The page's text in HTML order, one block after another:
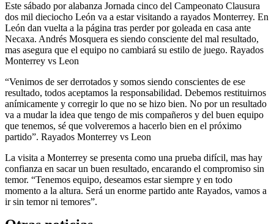
Este sábado por alabanza Jornada cinco del Campeonato Clausura
dos mil dieciocho León va a estar visitando a rayados Monterrey. En
León dan vuelta a la página tras perder por goleada en casa ante
Necaxa. Andrés Mosquera es siendo consciente del mal resultado,
mas asegura que el equipo no cambiará su estilo de juego. Rayados
Monterrey vs Leon
“Venimos de ser derrotados y somos siendo conscientes de ese
resultado, todos aceptamos la responsabilidad. Debemos restituirnos
anímicamente y corregir lo que no se hizo bien. No por un resultado
va a mudar la idea que tengo de mis compañeros y del buen equipo
que tenemos, sé que volveremos a hacerlo bien en el próximo
partido”. Rayados Monterrey vs Leon
La visita a Monterrey se presenta como una prueba difícil, mas hay
confianza en sacar un buen resultado, encarando el compromiso sin
temor. “Tenemos equipo, deseamos estar siempre y en todo
momento a la altura. Será un enorme partido ante Rayados, vamos a
ir sin temor ni temores”.